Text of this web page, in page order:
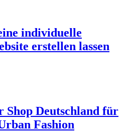
individuelle
erstellen lassen
Shop Deutschland für
Fashion